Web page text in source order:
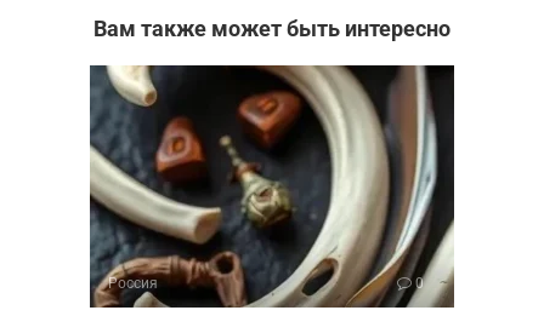
Вам также может быть интересно
Россия 0